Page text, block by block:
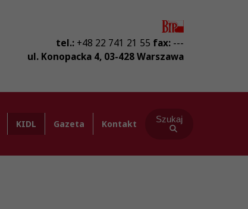
tel.: +48 22 741 21 55 fax: ---
ul. Konopacka 4, 03-428Warszawa
KIDL Gazeta Kontakt Szukaj